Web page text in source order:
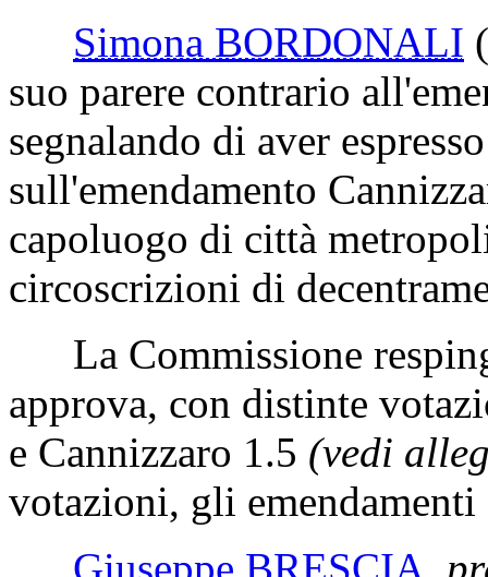
Simona BORDONALI
suo parere contrario
segnalando di aver
sull'emendamento
capoluogo di città
circoscrizioni di
La Commissione
approva, con distinte
e Cannizzaro 1.5 (vedi
votazioni, gli
Giuseppe BRESCIA,